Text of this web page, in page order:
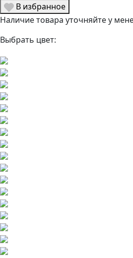
В избранное
Наличие товара уточняйте у
Выбрать цвет: